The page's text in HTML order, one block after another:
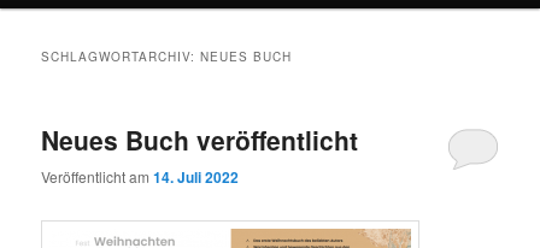
SCHLAGWORTARCHIV:NEUES BUCH
Neues Buch veröffentlicht
Veröffentlicht am14. Juli 2022